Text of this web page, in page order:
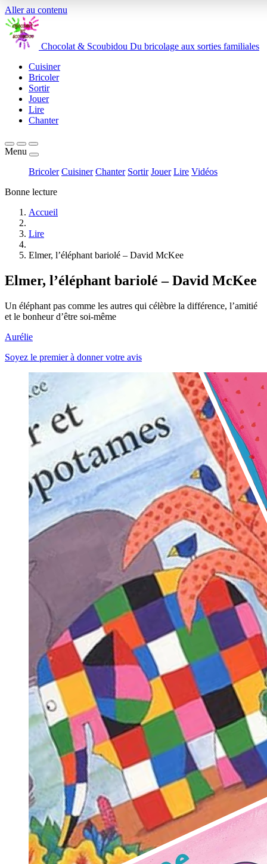
Aller au contenu
Chocolat & Scoubidou Du bricolage aux sorties familiales
Cuisiner
Bricoler
Sortir
Jouer
Lire
Chanter
Menu
Bricoler Cuisiner Chanter Sortir Jouer Lire Vidéos
Bonne lecture
Accueil
Lire
Elmer, l’éléphant bariolé – David McKee
Elmer, l’éléphant bariolé – David McKee
Un éléphant pas comme les autres qui célèbre la différence, l’amitié
et le bonheur d’être soi-même
Aurélie
Soyez le premier à donner votre avis